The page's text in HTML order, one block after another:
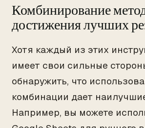
Комбинирование
достижения лучших
Хотя каждый из этих
имеет свои сильные
обнаружить, что
комбинации дает
Например, вы можете